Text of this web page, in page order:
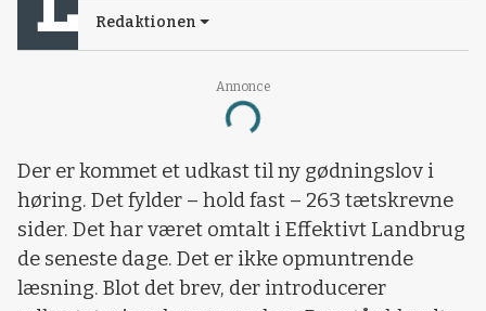
Annonce
Loading...
Redaktionen
Der er kommet et udkast til ny gødningslov i
høring. Det fylder – hold fast – 263 tætskrevne
sider. Det har været omtalt i Effektivt Landbrug
de seneste dage. Det er ikke opmuntrende
læsning. Blot det brev, der introducerer